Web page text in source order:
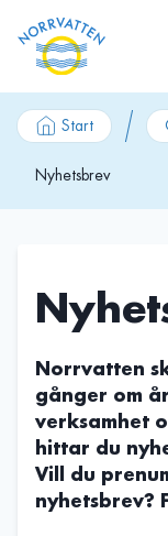
Start
Nyhetsbrev
Norrvatten
gånger om
verksamhet
hittar du
Vill du
nyhetsbrev?